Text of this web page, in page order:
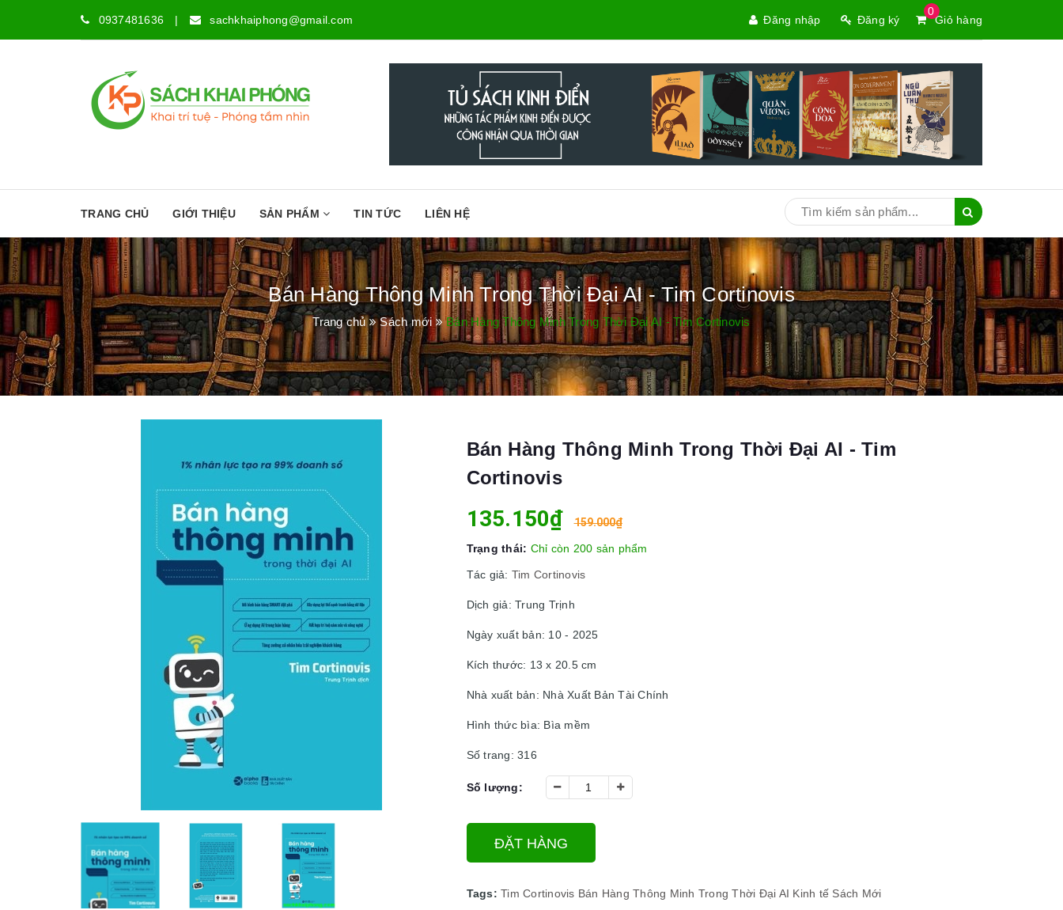
0937481636 | sachkhaiphong@gmail.com
0
Giỏ hàng
Đăng nhập Đăng ký
TRANG CHỦ GIỚI THIỆU SẢN PHẨM TIN TỨC LIÊN HỆ
Bán Hàng Thông Minh Trong Thời Đại AI - Tim Cortinovis
Trang chủ Sách mới Bán Hàng Thông Minh Trong Thời Đại AI - Tim Cortinovis
Bán Hàng Thông Minh Trong Thời Đại AI - Tim
Cortinovis
135.150₫ 159.000₫
Trạng thái: Chỉ còn 200 sản phẩm
Tác giả: Tim Cortinovis
Dịch giả: Trung Trịnh
Ngày xuất bản: 10 - 2025
Kích thước: 13 x 20.5 cm
Nhà xuất bản: Nhà Xuất Bản Tài Chính
Hình thức bìa: Bìa mềm
Số trang: 316
Số lượng:
ĐẶT HÀNG
Tags: Tim Cortinovis Bán Hàng Thông Minh Trong Thời Đại AI Kinh tế Sách Mới